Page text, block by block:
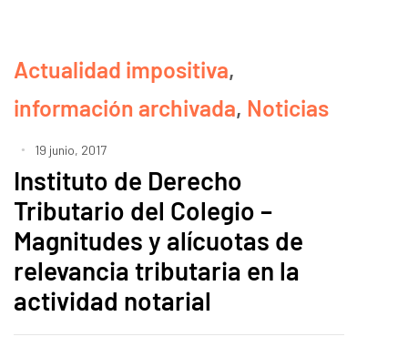
Actualidad impositiva,
información archivada, Noticias
19 junio, 2017
Instituto de Derecho
Tributario del Colegio –
Magnitudes y alícuotas de
relevancia tributaria en la
actividad notarial